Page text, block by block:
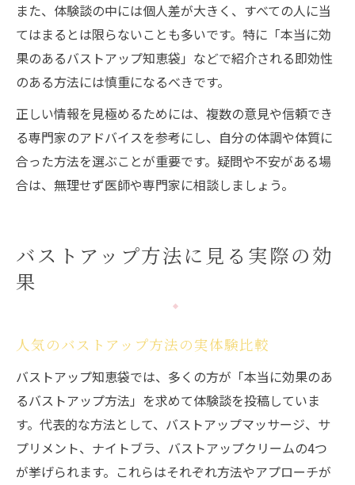
また、体験談の中には個人差が大きく、すべての人に当
てはまるとは限らないことも多いです。特に「本当に効
果のあるバストアップ知恵袋」などで紹介される即効性
のある方法には慎重になるべきです。
正しい情報を見極めるためには、複数の意見や信頼でき
る専門家のアドバイスを参考にし、自分の体調や体質に
合った方法を選ぶことが重要です。疑問や不安がある場
合は、無理せず医師や専門家に相談しましょう。
バストアップ方法に見る実際の効
果
人気のバストアップ方法の実体験比較
バストアップ知恵袋では、多くの方が「本当に効果のあ
るバストアップ方法」を求めて体験談を投稿していま
す。代表的な方法として、バストアップマッサージ、サ
プリメント、ナイトブラ、バストアップクリームの4つ
が挙げられます。これらはそれぞれ方法やアプローチが